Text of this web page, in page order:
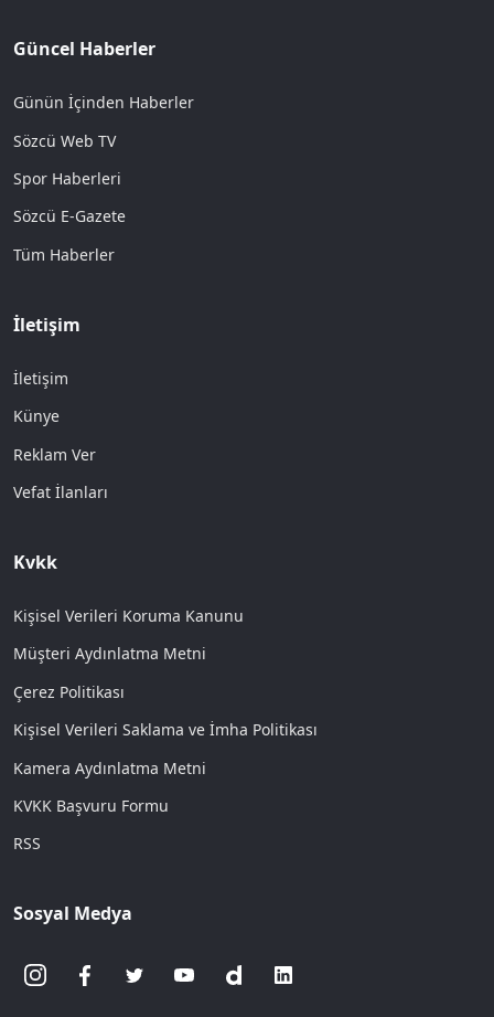
Güncel Haberler
Günün İçinden Haberler
Sözcü Web TV
Spor Haberleri
Sözcü E-Gazete
Tüm Haberler
İletişim
İletişim
Künye
Reklam Ver
Vefat İlanları
Kvkk
Kişisel Verileri Koruma Kanunu
Müşteri Aydınlatma Metni
Çerez Politikası
Kişisel Verileri Saklama ve İmha Politikası
Kamera Aydınlatma Metni
KVKK Başvuru Formu
RSS
Sosyal Medya